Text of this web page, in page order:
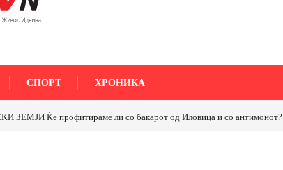
СПОРТ ХРОНИКА
Ќе профитираме ли со бакарот од Иловица и со антимонот?